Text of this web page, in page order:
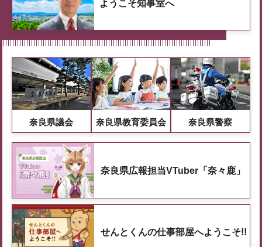
ようこそ知事室へ
奈良県議会 奈良県教育委員会 奈良県警察
奈良県広報担当VTuber「奈々鹿」
せんとくんの仕事部屋へようこそ!!